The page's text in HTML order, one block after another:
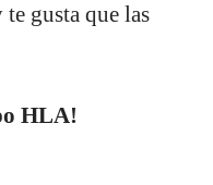
gusta que las
HLA!